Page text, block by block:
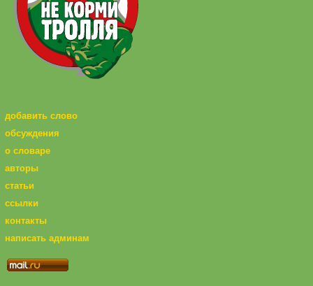
добавить слово
обсуждения
о словаре
авторы
статьи
ссылки
контакты
написать админам